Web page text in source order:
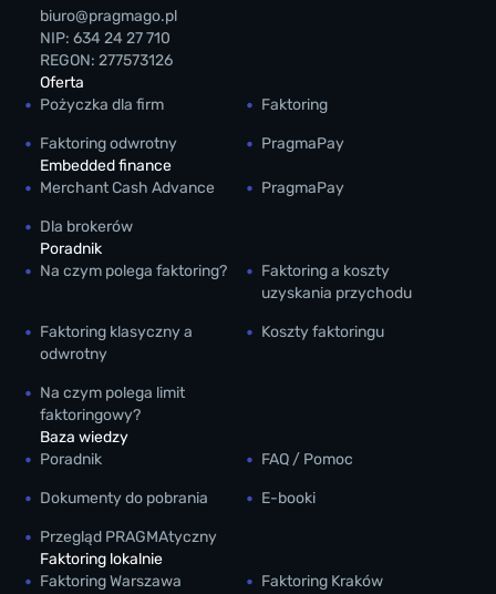
biuro@pragmago.pl
NIP: 634 24 27 710
REGON: 277573126
Oferta
Pożyczka dla firm
Faktoring
Faktoring odwrotny
PragmaPay
Embedded finance
Merchant Cash Advance
PragmaPay
Dla brokerów
Poradnik
Na czym polega faktoring?
Faktoring a koszty
uzyskania przychodu
Faktoring klasyczny a
odwrotny
Koszty faktoringu
Na czym polega limit
faktoringowy?
Baza wiedzy
Poradnik
FAQ / Pomoc
Dokumenty do pobrania E-booki
Przegląd PRAGMAtyczny
Faktoring lokalnie
Faktoring Warszawa
Faktoring Kraków